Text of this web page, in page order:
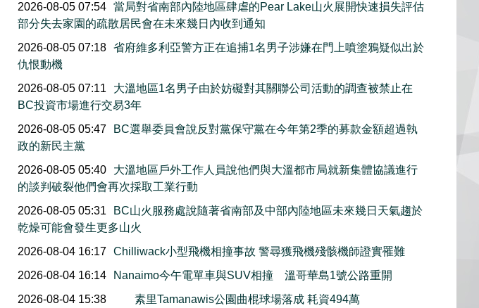
2026-08-05 07:54
當局對省南部內陸地區肆虐的Pear Lake山火展開快速損失評估
部分失去家園的疏散居民會在未來幾日內收到通知
2026-08-05 07:18
省府維多利亞警方正在追捕1名男子涉嫌在門上噴塗鴉疑似出於
仇恨動機
2026-08-05 07:11
大溫地區1名男子由於妨礙對其關聯公司活動的調查被禁止在
BC投資市場進行交易3年
2026-08-05 05:47
BC選舉委員會說反對黨保守黨在今年第2季的募款金額超過執
政的新民主黨
2026-08-05 05:40
大溫地區戶外工作人員說他們與大溫都市局就新集體協議進行
的談判破裂他們會再次採取工業行動
2026-08-05 05:31
BC山火服務處說隨著省南部及中部內陸地區未來幾日天氣趨於
乾燥可能會發生更多山火
2026-08-04 16:17
Chilliwack小型飛機相撞事故 警尋獲飛機殘骸機師證實罹難
2026-08-04 16:14
Nanaimo今午電單車與SUV相撞 溫哥華島1號公路重開
2026-08-04 15:38
素里Tamanawis公園曲棍球場落成 耗資494萬